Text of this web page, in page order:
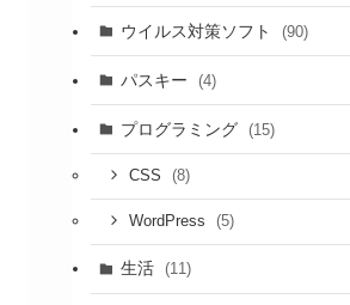
ウイルス対策ソフト (90)
パスキー (4)
プログラミング (15)
CSS (8)
WordPress (5)
生活 (11)